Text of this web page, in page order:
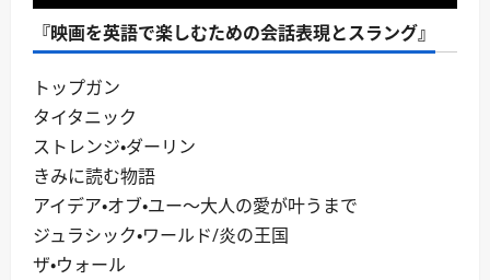
『映画を英語で楽しむための会話表現とスラング』
トップガン
タイタニック
ストレンジ・ダーリン
きみに読む物語
アイデア・オブ・ユー～大人の愛が叶うまで
ジュラシック・ワールド/炎の王国
ザ・ウォール